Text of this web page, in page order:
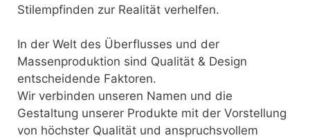
Stilempfinden zur Realität verhelfen.
In der Welt des Überflusses und der
Massenproduktion sind Qualität & Design
entscheidende Faktoren.
Wir verbinden unseren Namen und die
Gestaltung unserer Produkte mit der Vorstellung
von höchster Qualität und anspruchsvollem